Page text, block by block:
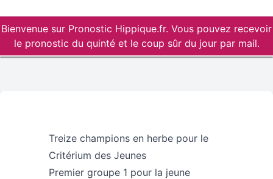
Bienvenue sur Pronostic Hippique.fr. Vous pouvez recevoir
le pronostic du quinté et le coup sûr du jour par mail.
Treize champions en herbe pour le
Critérium des Jeunes
Premier groupe 1 pour la jeune